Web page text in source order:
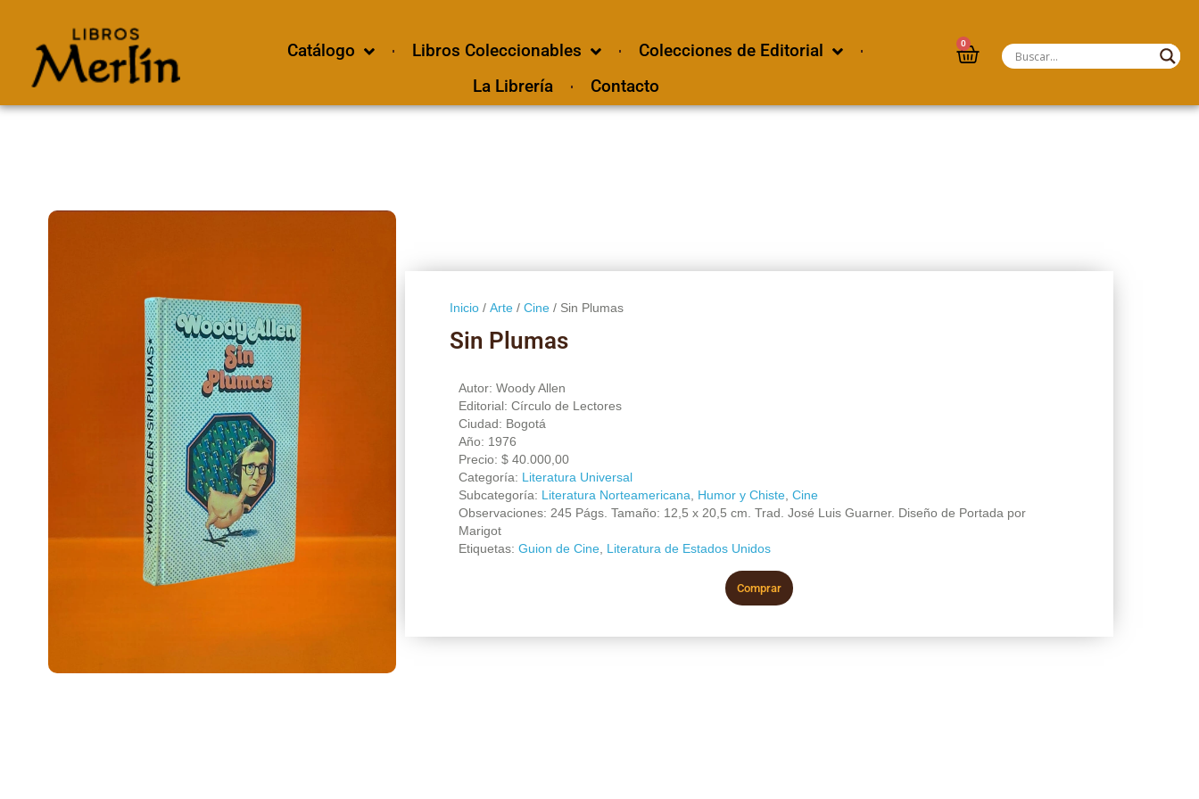
Catálogo Libros Coleccionables
Colecciones de Editorial
La Librería
Contacto
0
Inicio/ Arte/ Cine/ Sin Plumas
Sin Plumas
Autor: Woody Allen
Editorial: Círculo de Lectores
Ciudad: Bogotá
Año: 1976
Precio: $40.000,00
Categoría: Literatura Universal
Subcategoría: Literatura Norteamericana Humor y Chiste, Cine
Observaciones: 245 Págs. Tamaño: 12,5 x 20,5 cm. Trad. José Luis Guarner. Diseño de Portada por
Marigot
Etiquetas: Guion de Cine, Literatura de Estados Unidos
Comprar